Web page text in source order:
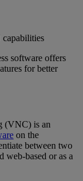
capabilities
software offers
for better
(VNC) is an
on the
between two
web-based or as a